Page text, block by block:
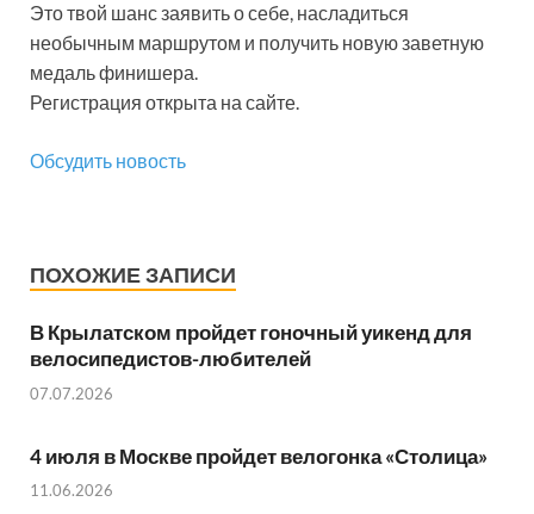
Это твой шанс заявить о себе, насладиться
необычным маршрутом и получить новую заветную
медаль финишера.
Регистрация открыта на сайте.
Обсудить новость
ПОХОЖИЕ ЗАПИСИ
В Крылатском пройдет гоночный уикенд для
велосипедистов-любителей
07.07.2026
4 июля в Москве пройдет велогонка «Столица»
11.06.2026